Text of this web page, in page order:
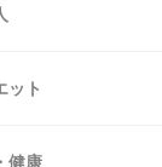
けど
ット
健康